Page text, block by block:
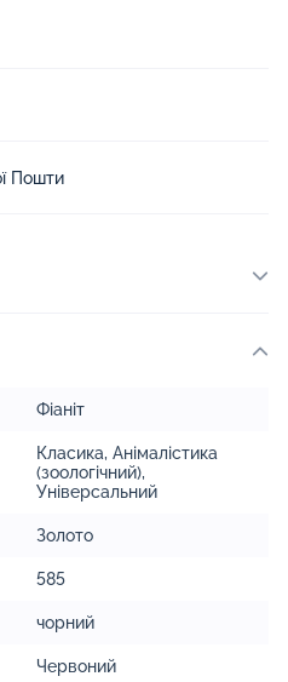
Пошти
Фіаніт
Класика, Анімалістика
(зоологічний),
Універсальний
Золото
585
чорний
Червоний